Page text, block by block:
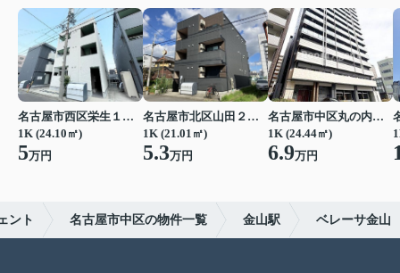
名古屋市西区栄生１丁目
1K (24.10㎡)
5万円
名古屋市北区山田２丁目
1K (21.01㎡)
5.3万円
名古屋市中区丸の内２丁目
1K (24.44㎡)
6.9万円
ント 名古屋市中区の物件一覧 金山駅 ベレーサ金山